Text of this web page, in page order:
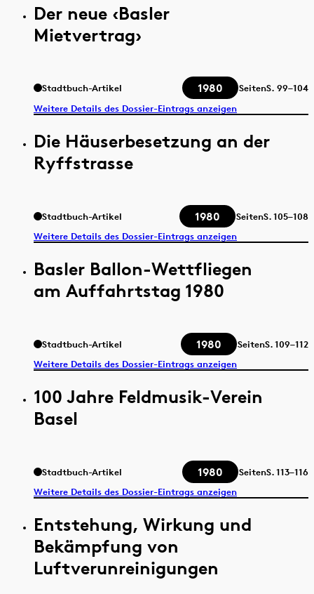
Der neue ‹Basler
Mietvertrag›
Stadtbuch-Artikel 1980 SeitenS. 99–104
Weitere Details des Dossier-Eintrags anzeigen
Die Häuserbesetzung an der
Ryffstrasse
Stadtbuch-Artikel 1980 SeitenS.105–108
Weitere Details des Dossier-Eintrags anzeigen
Basler Ballon-Wettfliegen
am Auffahrtstag 1980
Stadtbuch-Artikel 1980 SeitenS.109–112
Weitere Details des Dossier-Eintrags anzeigen
100 Jahre Feldmusik-Verein
Basel
Stadtbuch-Artikel 1980 SeitenS.113–116
Weitere Details des Dossier-Eintrags anzeigen
Entstehung, Wirkung und
Bekämpfung von
Luftverunreinigungen